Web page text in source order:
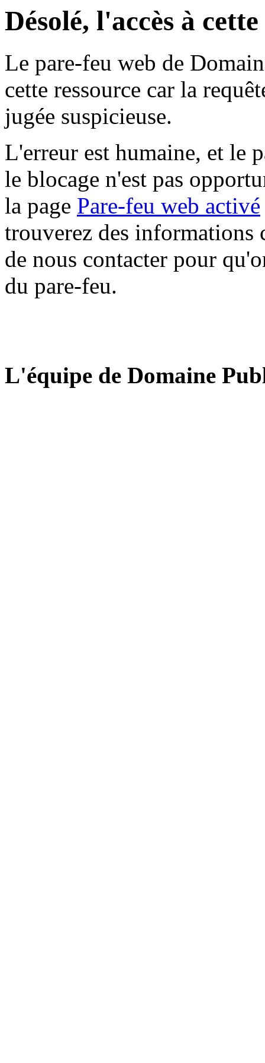
Désolé, l'accès à
Le pare-feu web de
cette ressource car la
jugée suspicieuse.
L'erreur est humaine, et le
le blocage n'est pas
la page Pare-feu web activé
trouverez des informations
de nous contacter pour
du pare-feu.
L'équipe de Domaine